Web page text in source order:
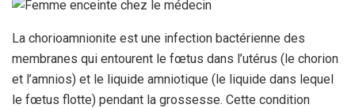
La chorioamnionite est une infection bactérienne des
membranes qui entourent le fœtus dans l’utérus (le chorion
et l’amnios) et le liquide amniotique (le liquide dans lequel
le fœtus flotte) pendant la grossesse. Cette condition